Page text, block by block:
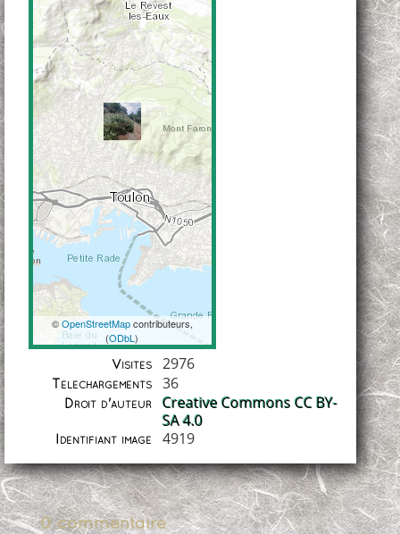
Coordonnées
©OpenStreetMapcontributeurs,
(ODbL)
Visites 2976
Téléchargements 36
Droit d'auteur
Creative Commons CC BY-
SA 4.0
Identifiant image 4919
0 commentaire